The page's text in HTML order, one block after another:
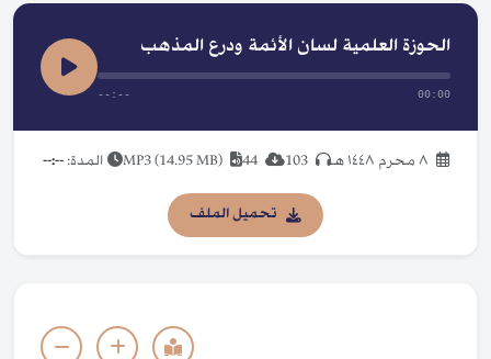
الحوزة العلمية لسان الأئمة ودرع المذهب
00:00
--:--
103
44
MP3 (14.95 MB) المدة:--:--
تحميل الملف